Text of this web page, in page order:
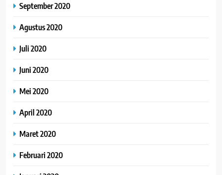
September 2020
Agustus 2020
Juli 2020
Juni 2020
Mei 2020
April 2020
Maret 2020
Februari 2020